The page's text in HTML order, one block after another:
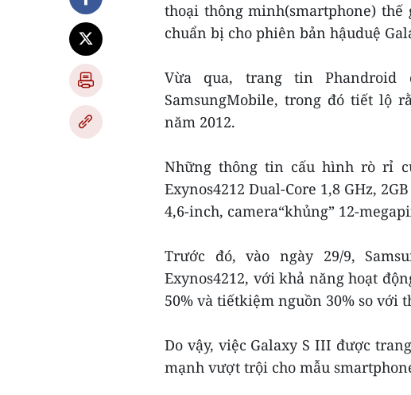
thoại thông minh(smartphone)
chuẩn bị cho phiên bản hậuduệ
Vừa qua, trang tin
SamsungMobile, trong đó tiết lộ
năm 2012.
Những thông tin cấu hình rò rỉ
Exynos4212 Dual-Core 1,8 GHz,
4,6-inch, camera“khủng” 12-
Trước đó, vào ngày 29/9,
Exynos4212, với khả năng hoạt
50% và tiếtkiệm nguồn 30% so với
Do vậy, việc Galaxy S III được
mạnh vượt trội cho mẫu